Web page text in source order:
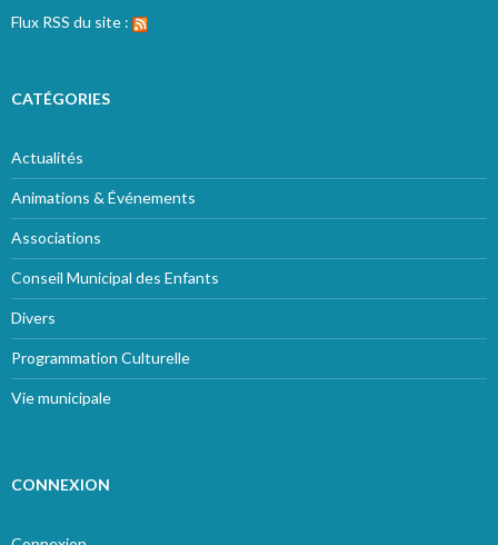
Flux RSS du site :
CATÉGORIES
Actualités
Animations & Événements
Associations
Conseil Municipal des Enfants
Divers
Programmation Culturelle
Vie municipale
CONNEXION